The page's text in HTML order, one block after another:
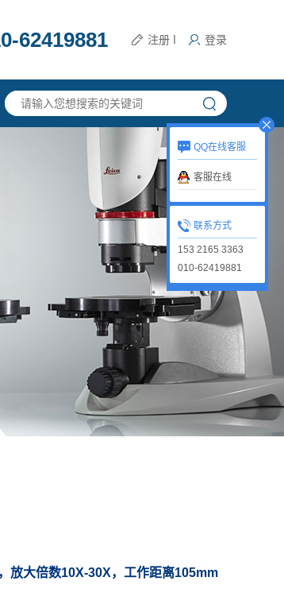
62419881 注册 登录
QQ在线客服
客服在线
联系方式
153 2165 3363
010-62419881
放大倍数10X-30X，工作距离105mm